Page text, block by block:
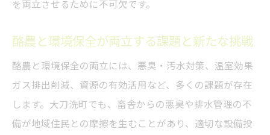
福岡県の補助金を活用した酪農の成功術
酪農経営に役立つ福岡県の補助金活用のコ
ツ
酪農の環保対策で利用できる支援策の探し
方
を両立させるために不可欠です。
酪農と環境保全が両立する課題と新たな挑戦
酪農と環境保全の両立には、悪臭・汚水対策、温室効果
ガス排出削減、資源の有効活用など、多くの課題が存在
します。大刀洗町でも、畜舎からの悪臭や排水管理の不
備が地域住民との摩擦を生むことがあり、適切な設備投